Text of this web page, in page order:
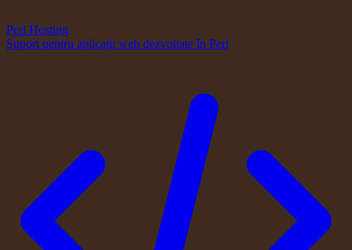
Perl Hosting
Suport pentru aplicații web dezvoltate în Perl